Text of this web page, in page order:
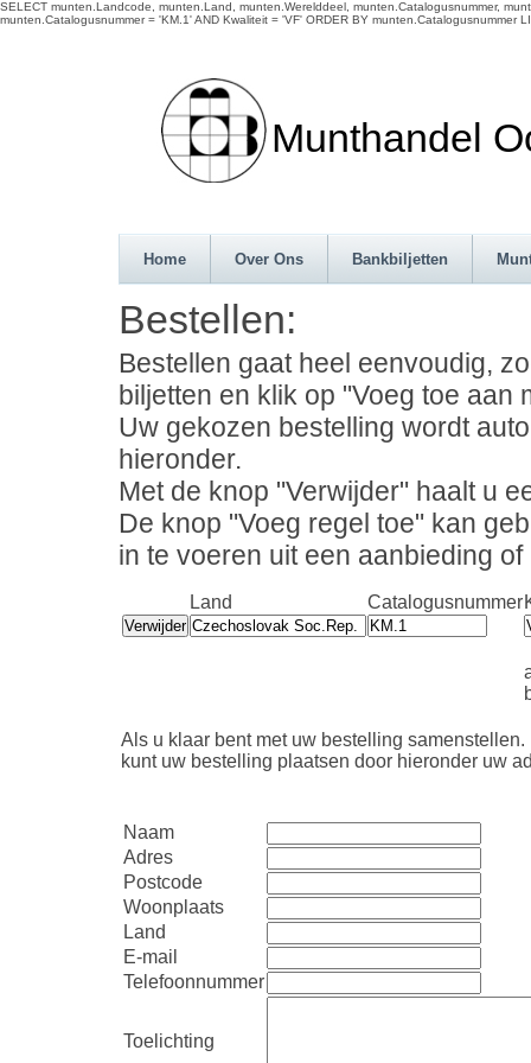
SELECT munten.Landcode, munten.Land, munten.Werelddeel, munten.Catalogusnummer,
munten.Catalogusnummer = 'KM.1' AND Kwaliteit = 'VF' ORDER BY munten.Catalogusnummer
Munthandel
Home Over Ons Bankbiljetten
Bestellen:
Bestellen gaat heel eenvoudig,
biljetten en klik op "Voeg toe aan
Uw gekozen bestelling wordt
hieronder.
Met de knop "Verwijder" haalt u
De knop "Voeg regel toe" kan
in te voeren uit een aanbieding
Land Catalogusnummer
Als u klaar bent met uw bestelling samenstellen.
kunt uw bestelling plaatsen door hieronder uw
Naam
Adres
Postcode
Woonplaats
Land
E-mail
Telefoonnummer
Toelichting